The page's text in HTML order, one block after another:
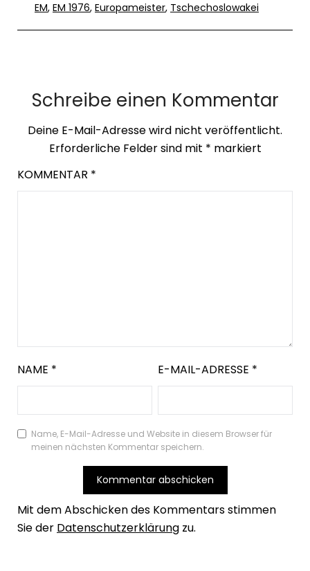
EM, EM 1976, Europameister, Tschechoslowakei
Schreibe einen Kommentar
Deine E-Mail-Adresse wird nicht veröffentlicht.
Erforderliche Felder sind mit * markiert
KOMMENTAR *
NAME * E-MAIL-ADRESSE *
Name, E-Mail-Adresse und Website in diesem Browser für
meinen nächsten Kommentar speichern.
Mit dem Abschicken des Kommentars stimmen
Sie der Datenschutzerklärung zu.